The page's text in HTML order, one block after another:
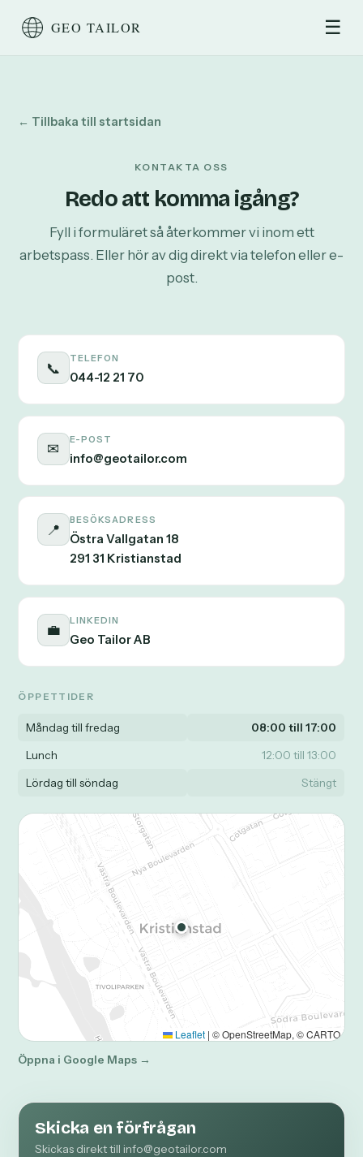
☰
← Tillbaka till startsidan
KONTAKTA OSS
Redo att komma igång?
Fyll i formuläret så återkommer vi inom ett
arbetspass. Eller hör av dig direkt via telefon eller e-
post.
📞
TELEFON
044-12 21 70
✉
E-POST
info@geotailor.com
📍
BESÖKSADRESS
Östra Vallgatan 18
291 31 Kristianstad
💼
LINKEDIN
Geo Tailor AB
ÖPPETTIDER
Måndag till fredag 08:00 till 17:00
Lunch 12:00 till 13:00
Lördag till söndag Stängt
Leaflet | © OpenStreetMap, © CARTO
Öppna i Google Maps →
Skicka en förfrågan
Skickas direkt till info@geotailor.com